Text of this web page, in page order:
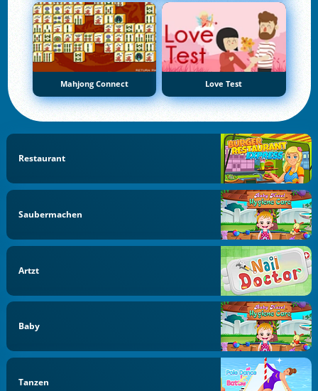
Mahjong Connect Love Test
Restaurant
Saubermachen
Artzt
Baby
Tanzen